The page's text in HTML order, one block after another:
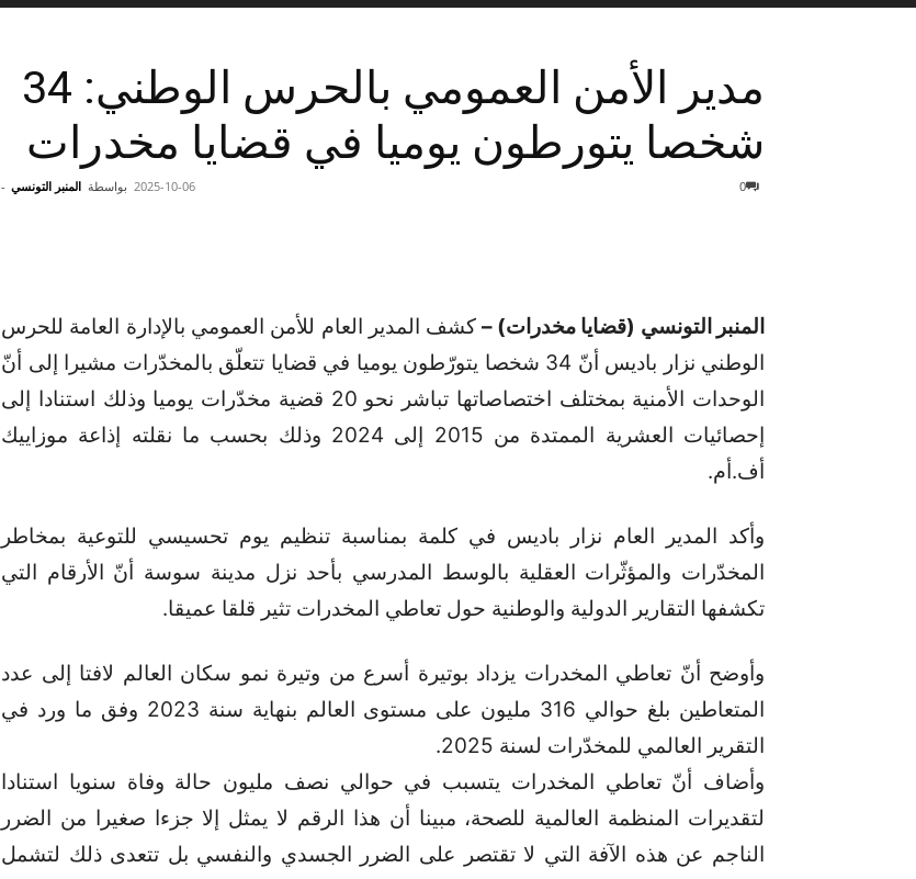
مدير الأمن العمومي بالحرس الوطني: 34
شخصا يتورطون يوميا في قضايا مخدرات
بواسطة المنبر التونسي - 2025-10-06 0
المنبر التونسي (قضايا مخدرات) – كشف المدير العام للأمن العمومي بالإدارة العامة للحرس
الوطني نزار باديس أنّ 34 شخصا يتورّطون يوميا في قضايا تتعلّق بالمخدّرات مشيرا إلى أنّ
الوحدات الأمنية بمختلف اختصاصاتها تباشر نحو 20 قضية مخدّرات يوميا وذلك استنادا إلى
إحصائيات العشرية الممتدة من 2015 إلى 2024 وذلك بحسب ما نقلته إذاعة موزاييك
أف.أم.
وأكد المدير العام نزار باديس في كلمة بمناسبة تنظيم يوم تحسيسي للتوعية بمخاطر
المخدّرات والمؤثّرات العقلية بالوسط المدرسي بأحد نزل مدينة سوسة أنّ الأرقام التي
تكشفها التقارير الدولية والوطنية حول تعاطي المخدرات تثير قلقا عميقا.
وأوضح أنّ تعاطي المخدرات يزداد بوتيرة أسرع من وتيرة نمو سكان العالم لافتا إلى عدد
المتعاطين بلغ حوالي 316 مليون على مستوى العالم بنهاية سنة 2023 وفق ما ورد في
التقرير العالمي للمخدّرات لسنة 2025.
وأضاف أنّ تعاطي المخدرات يتسبب في حوالي نصف مليون حالة وفاة سنويا استنادا
لتقديرات المنظمة العالمية للصحة، مبينا أن هذا الرقم لا يمثل إلا جزءا صغيرا من الضرر
الناجم عن هذه الآفة التي لا تقتصر على الضرر الجسدي والنفسي بل تتعدى ذلك لتشمل